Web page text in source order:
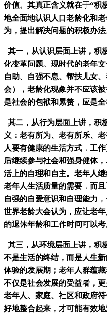
价值。其真正含义就在于“积
地全面地认识人口老龄化和
为，提出解决问题的积极办法
其一，从认识层面上讲，积
化变革问题。现时代的老年
自助、自强不息、帮扶儿女
会），老龄化现象并不应该
是社会的包袱和累赘，应是全
其二，从行为层面上讲，积
义：老有所为、老有所乐、
人要有健康的生活方式，工
后继续参与社会和强身健体
活上的自理和自主。老年人
老年人生活质量的需要，而
自强的自爱意识和自理能力
世界老龄大会认为，应让老
的退休年龄和工作时间可以考
其三，从环境层面上讲，积
不是生活的终结，而是人生
体验的发展期；老年人群蕴
不仅是社会发展的受益者，
老年人、家庭、社区和政府
好地整合起来，才可能有效